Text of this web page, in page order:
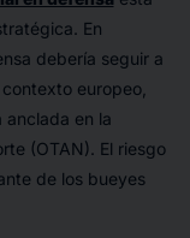
En
debería seguir a
europeo,
anclada en la
(OTAN). El riesgo
de los bueyes